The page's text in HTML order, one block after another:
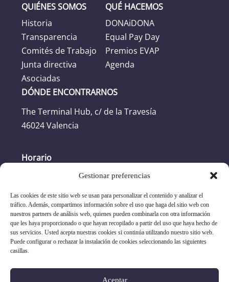
Gestionar preferencias
Las cookies de este sitio web se usan para personalizar el contenido y analizar el
tráfico. Además, compartimos información sobre el uso que haga del sitio web con
nuestros partners de análisis web, quienes pueden combinarla con otra información
que les haya proporcionado o que hayan recopilado a partir del uso que haya hecho de
sus servicios. Usted acepta nuestras cookies si continúa utilizando nuestro sitio web.
Puede configurar o rechazar la instalación de cookies seleccionando las siguientes
casillas.
Aceptar
QUIÉNES SOMOS
Historia
Transparencia
Comités de Trabajo
Junta directiva
Asociadas
QUÉ HACEMOS
DONAiDONA
Equal Pay Day
Premios EVAP
Agenda
DÓNDE ENCONTRARNOS
The Terminal Hub, c/ de la Travesía
46024 Valencia
Horario
Horario oficina: L-J: 8:30h -17:30h. V: 8:30h -
16:30h
+34 96 351 17 19
asociacion@evap.es